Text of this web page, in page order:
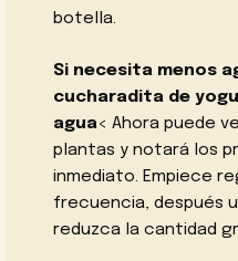
botella.
Si necesita menos
cucharadita de
agua< Ahora puede
plantas y notará los
inmediato. Empiece
frecuencia, después
reduzca la cantidad